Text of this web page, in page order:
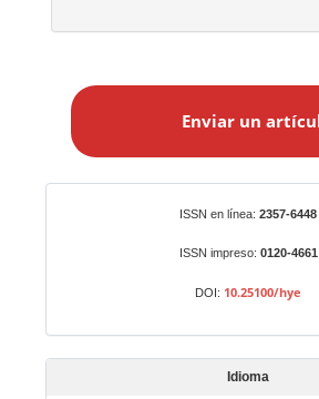
a
t
í
Enviar un
ISSN en línea: 2357-6448
ISSN impreso: 0120-4661
DOI: 10.25100/hye
Idioma